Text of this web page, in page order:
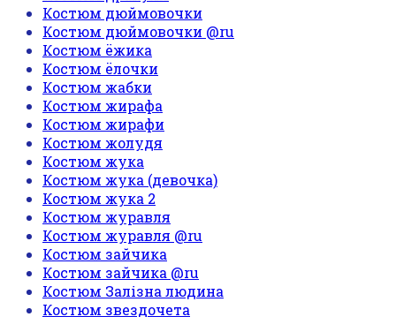
Костюм дюймовочки
Костюм дюймовочки @ru
Костюм ёжика
Костюм ёлочки
Костюм жабки
Костюм жирафа
Костюм жирафи
Костюм жолудя
Костюм жука
Костюм жука (девочка)
Костюм жука 2
Костюм журавля
Костюм журавля @ru
Костюм зайчика
Костюм зайчика @ru
Костюм Залізна людина
Костюм звездочета